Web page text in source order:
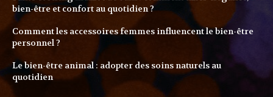
bien-être et confort au quotidien ?
Comment les accessoires femmes influencent le bien-être
personnel ?
Le bien-être animal : adopter des soins naturels au
quotidien